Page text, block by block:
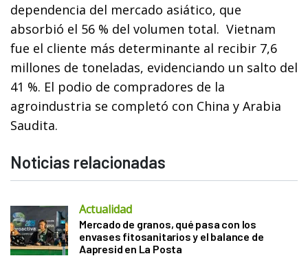
dependencia del mercado asiático, que
absorbió el 56 % del volumen total. Vietnam
fue el cliente más determinante al recibir 7,6
millones de toneladas, evidenciando un salto del
41 %. El podio de compradores de la
agroindustria se completó con China y Arabia
Saudita.
Noticias relacionadas
Actualidad
Mercado de granos, qué pasa con los
envases fitosanitarios y el balance de
Aapresid en La Posta